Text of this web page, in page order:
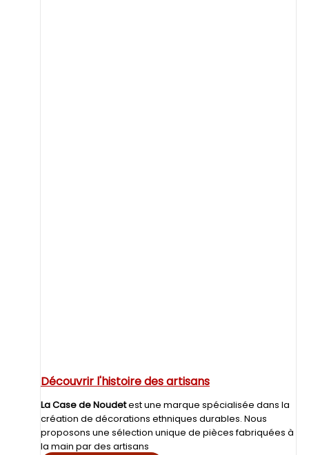
Découvrir l'histoire des artisans
La Case de Noudetest une marque spécialisée dans la
création de décorations ethniques durables. Nous
proposons une sélection unique de pièces fabriquées à
la main par des artisans